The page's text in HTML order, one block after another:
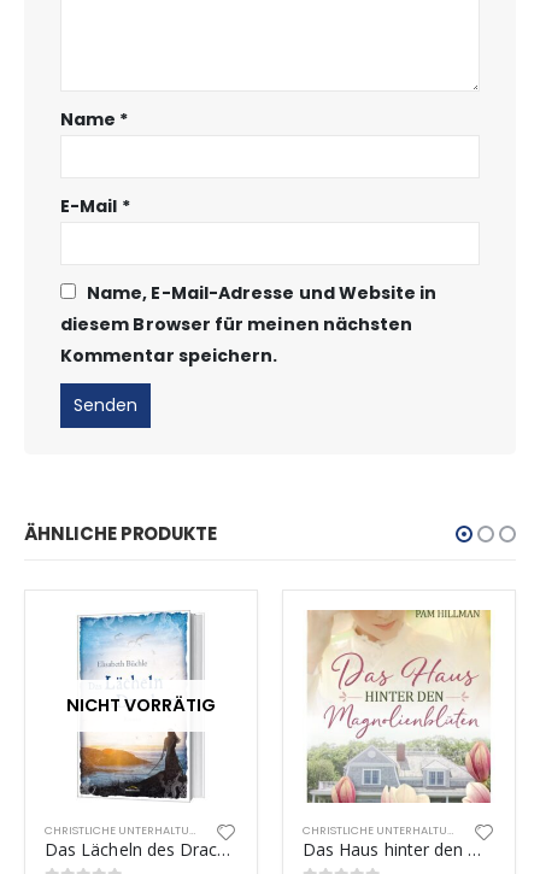
Name *
E-Mail *
Name, E-Mail-Adresse und Website in
diesem Browser für meinen nächsten
Kommentar speichern.
ÄHNLICHE PRODUKTE
NICHT VORRÄTIG
Das Lächeln des Drachen Das Haus hinter den Magnolienblüten